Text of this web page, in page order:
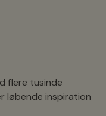
ikke tørrer helt ud.
flere tusinde
løbende inspiration